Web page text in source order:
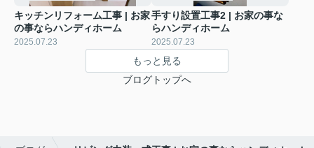
キッチンリフォーム工事 | お家
の事ならハンディホーム
2025.07.23
手すり設置工事2 | お家の事な
らハンディホーム
2025.07.23
もっと見る
ブログトップへ